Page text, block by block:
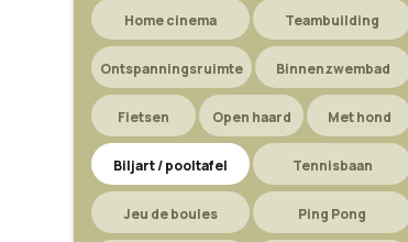
Home cinema Teambuilding
Ontspanningsruimte Binnenzwembad
Fietsen Open haard Met hond
Biljart / pooltafel Tennisbaan
Jeu de boules Ping Pong